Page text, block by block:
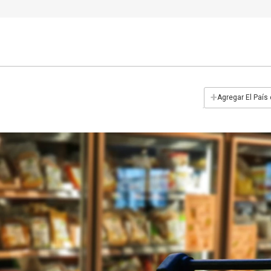
+Agregar El País